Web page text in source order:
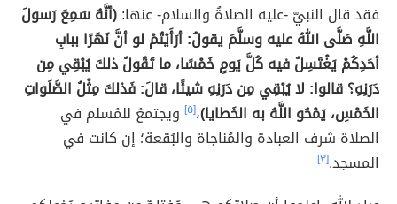
فقد قال النبيّ -عليه الصلاةُ والسلام- عنها:(أنَّهُ سَمِعَ رَسولَ
اللَّهِ صَلَّى اللهُ عليه وسلَّمَ يقولُ: أرَأَيْتُمْ لو أنَّ نَهَرًا ببابِ
أحَدِكُمْ يَغْتَسِلُ فيه كُلَّ يَومٍ خَمْسًا، ما تَقُولُ ذلكَ يُبْقِي مِن
دَرَنِهِ؟ قالوا: لا يُبْقِي مِن دَرَنِهِ شيئًا، قالَ: فَذلكَ مِثْلُ الصَّلَواتِ
الخَمْسِ، يَمْحُو اللَّهُ به الخَطايا)،[٥]
ويجتمعُ للمُسلم في
الصلاة شرف العبادة والمُناجاة والبُقعة؛ إن كانت في
المسجد.[٣]